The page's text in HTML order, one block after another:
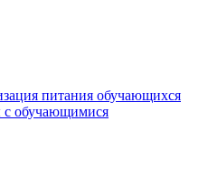
питания обучающихся
с обучающимися